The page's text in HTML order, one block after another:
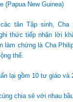
(Papua New Guinea)
tân Tập sinh, Cha
thức tiếp nhận lời
làm chứng là Cha
thể.
lại gồm 10 tư giáo và
chia sẻ với nhau